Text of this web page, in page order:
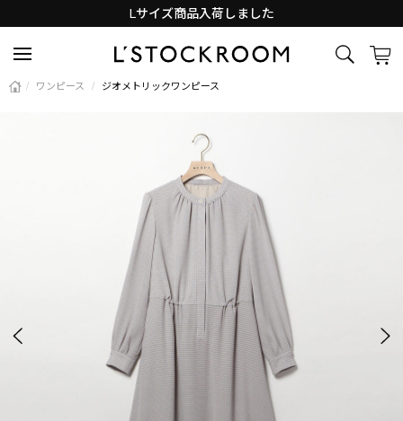
Lサイズ商品入荷しました
/ ワンピース / ジオメトリックワンピース